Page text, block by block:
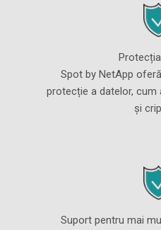
Spot by NetApp
protecție a datelor, cum
și
Suport pentru mai